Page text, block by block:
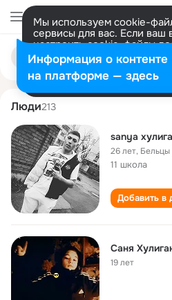
Мы используем cookie-
сервисы для вас. Если ваш
настроить cookie-файлы
представитель. Больше
Разрешить все
Поиск
людям
sanya khuligan
Люди213
sanya
26 лет, Бельцы
11 школа
Добавить в
Саня
19 лет
Информация о контенте
на платформе — здесь